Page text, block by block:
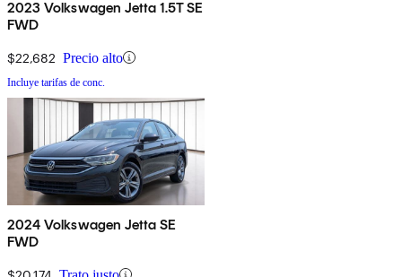
2023 Volkswagen Jetta 1.5T SE
FWD
$22,682 Precio alto
Incluye tarifas de conc.
2024 Volkswagen Jetta SE
FWD